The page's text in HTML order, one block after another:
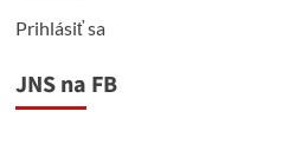
Prihlásiť sa
JNS na FB